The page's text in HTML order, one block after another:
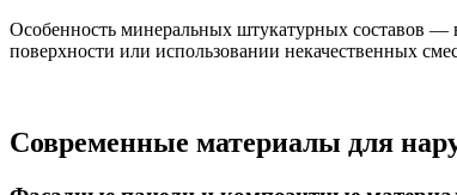
Особенность минеральных штукатурных составов —
поверхности или использовании некачественных
Современные материалы для